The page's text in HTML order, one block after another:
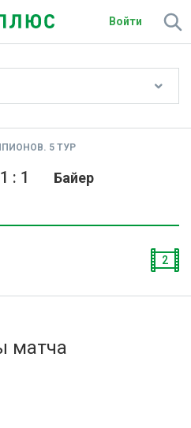
Войти
5 ТУР
Байер
1 : 1
2
матча